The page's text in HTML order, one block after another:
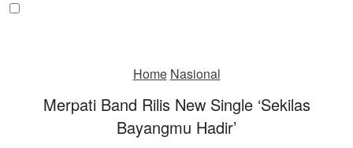
Home Nasional
Merpati Band Rilis New Single ‘Sekilas
Bayangmu Hadir’